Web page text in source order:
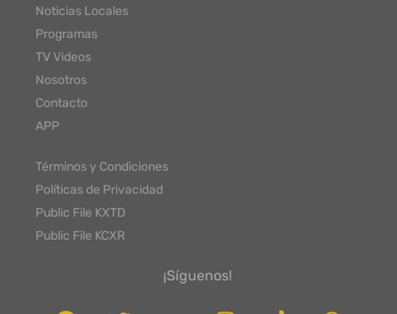
Noticias Locales
Programas
TV Videos
Nosotros
Contacto
APP
Términos y Condiciones
Políticas de Privacidad
Public File KXTD
Public File KCXR
¡Síguenos!